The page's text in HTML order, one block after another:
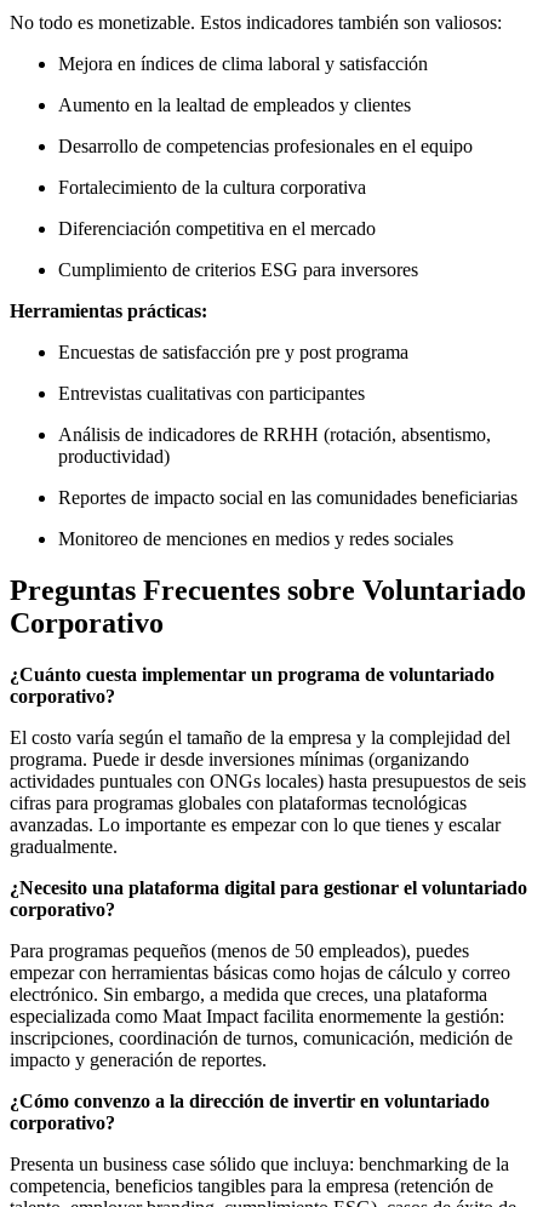
No todo es monetizable. Estos indicadores también son valiosos:
Mejora en índices de clima laboral y satisfacción
Aumento en la lealtad de empleados y clientes
Desarrollo de competencias profesionales en el equipo
Fortalecimiento de la cultura corporativa
Diferenciación competitiva en el mercado
Cumplimiento de criterios ESG para inversores
Herramientas prácticas:
Encuestas de satisfacción pre y post programa
Entrevistas cualitativas con participantes
Análisis de indicadores de RRHH (rotación, absentismo,
productividad)
Reportes de impacto social en las comunidades beneficiarias
Monitoreo de menciones en medios y redes sociales
Preguntas Frecuentes sobre Voluntariado
Corporativo
¿Cuánto cuesta implementar un programa de voluntariado
corporativo?
El costo varía según el tamaño de la empresa y la complejidad del
programa. Puede ir desde inversiones mínimas (organizando
actividades puntuales con ONGs locales) hasta presupuestos de seis
cifras para programas globales con plataformas tecnológicas
avanzadas. Lo importante es empezar con lo que tienes y escalar
gradualmente.
¿Necesito una plataforma digital para gestionar el voluntariado
corporativo?
Para programas pequeños (menos de 50 empleados), puedes
empezar con herramientas básicas como hojas de cálculo y correo
electrónico. Sin embargo, a medida que creces, una plataforma
especializada como Maat Impact facilita enormemente la gestión:
inscripciones, coordinación de turnos, comunicación, medición de
impacto y generación de reportes.
¿Cómo convenzo a la dirección de invertir en voluntariado
corporativo?
Presenta un business case sólido que incluya: benchmarking de la
competencia, beneficios tangibles para la empresa (retención de